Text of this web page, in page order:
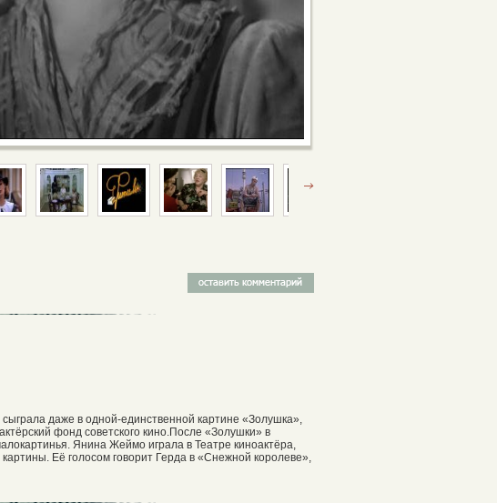
даже в одной-единственной картине «Золушка»,
фонд советского кино.После «Золушки» в
Янина Жеймо играла в Театре киноактёра,
Её голосом говорит Герда в «Снежной королеве»,